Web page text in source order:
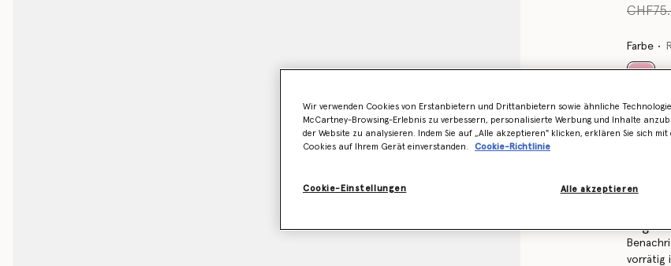
Preis
Farbe
Wähle
Lager
vorrätig
Wir verwenden Cookies von Erstanbietern und Drittanbietern sowie ähnliche
McCartney-Browsing-Erlebnis zu verbessern, personalisierte Werbung und Inhalte
der Website zu analysieren. Indem Sie auf „Alle akzeptieren" klicken, erklären Sie sich mit
Cookies auf Ihrem Gerät einverstanden.
Cookie-Richtlinie
Cookie-Einstellungen Alle akzeptieren